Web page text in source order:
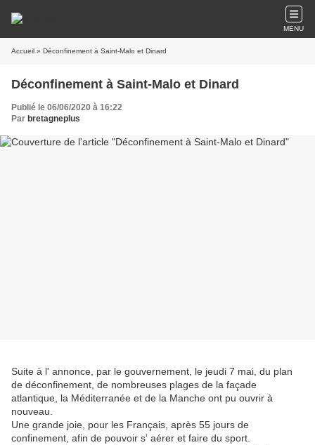
MENU
Accueil » Déconfinement à Saint-Malo et Dinard
Déconfinement à Saint-Malo et Dinard
Publié le 06/06/2020 à 16:22
Par bretagneplus
Suite à l' annonce, par le gouvernement, le jeudi 7 mai, du plan
de déconfinement, de nombreuses plages de la façade
atlantique, la Méditerranée et de la Manche ont pu ouvrir à
nouveau.
Une grande joie, pour les Français, après 55 jours de
confinement, afin de pouvoir s' aérer et faire du sport.